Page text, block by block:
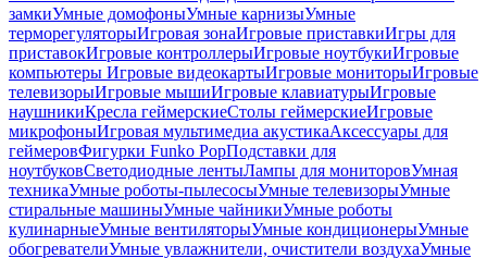
замкиУмные домофоныУмные карнизыУмные
терморегуляторыИгровая зонаИгровые приставкиИгры для
приставокИгровые контроллерыИгровые ноутбукиИгровые
компьютеры Игровые видеокартыИгровые мониторыИгровые
телевизорыИгровые мышиИгровые клавиатурыИгровые
наушникиКресла геймерскиеСтолы геймерскиеИгровые
микрофоныИгровая мультимедиа акустикаАксессуары для
геймеровФигурки Funko PopПодставки для
ноутбуковСветодиодные лентыЛампы для мониторовУмная
техникаУмные роботы-пылесосыУмные телевизорыУмные
стиральные машиныУмные чайникиУмные роботы
кулинарныеУмные вентиляторыУмные кондиционерыУмные
обогревателиУмные увлажнители, очистители воздухаУмные